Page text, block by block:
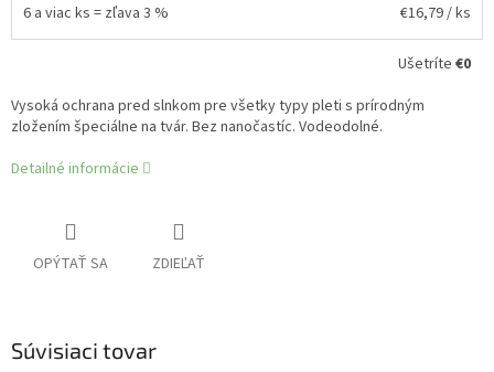
6 a viac ks = zľava 3 % €16,79/ ks
Ušetríte €0
Vysoká ochrana pred slnkom pre všetky typy pleti s prírodným
zložením špeciálne na tvár. Bez nanočastíc. Vodeodolné.
Detailné informácie
OPÝTAŤ SA ZDIEĽAŤ
Súvisiaci tovar